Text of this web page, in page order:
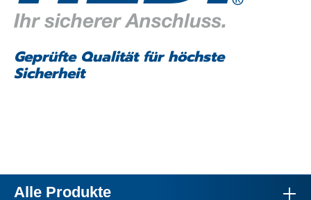
Geprüfte Qualität für höchste
Sicherheit
Alle Produkte